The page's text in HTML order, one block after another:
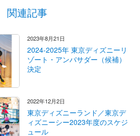
関連記事
2023年8月21日
2024-2025年 東京ディズニーリ
ゾート・アンバサダー（候補）
決定
2022年12月2日
東京ディズニーランド／東京デ
ィズニーシー2023年度のスケジ
ュール